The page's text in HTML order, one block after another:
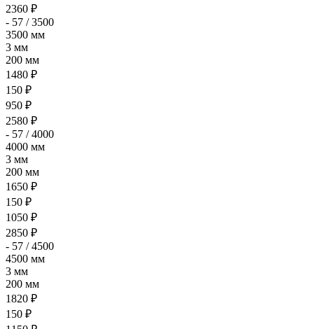
2360 ₽
- 57 / 3500
3500 мм
3 мм
200 мм
1480 ₽
150 ₽
950 ₽
2580 ₽
- 57 / 4000
4000 мм
3 мм
200 мм
1650 ₽
150 ₽
1050 ₽
2850 ₽
- 57 / 4500
4500 мм
3 мм
200 мм
1820 ₽
150 ₽